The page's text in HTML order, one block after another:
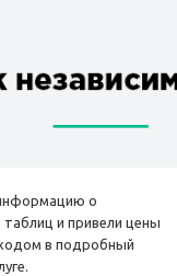
о
таблиц и привели цены
в подробный